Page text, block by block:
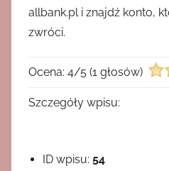
allbank.pl i znajdź konto,
zwróci.
Ocena: 4/5 (1 głosów)
Szczegóły wpisu:
ID wpisu: 54